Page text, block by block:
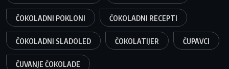
ČOKOLADNI POKLONI ČOKOLADNI RECEPTI
ČOKOLADNI SLADOLED ČOKOLATIJER ČUPAVCI
ČUVANJE ČOKOLADE